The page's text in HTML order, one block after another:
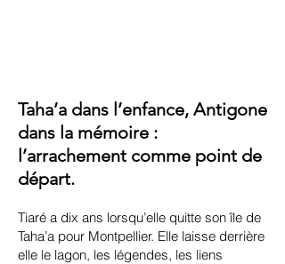
Taha’a dans l’enfance, Antigone
dans la mémoire :
l’arrachement comme point de
départ.
Tiaré a dix ans lorsqu’elle quitte son île de
Taha’a pour Montpellier. Elle laisse derrière
elle le lagon, les légendes, les liens